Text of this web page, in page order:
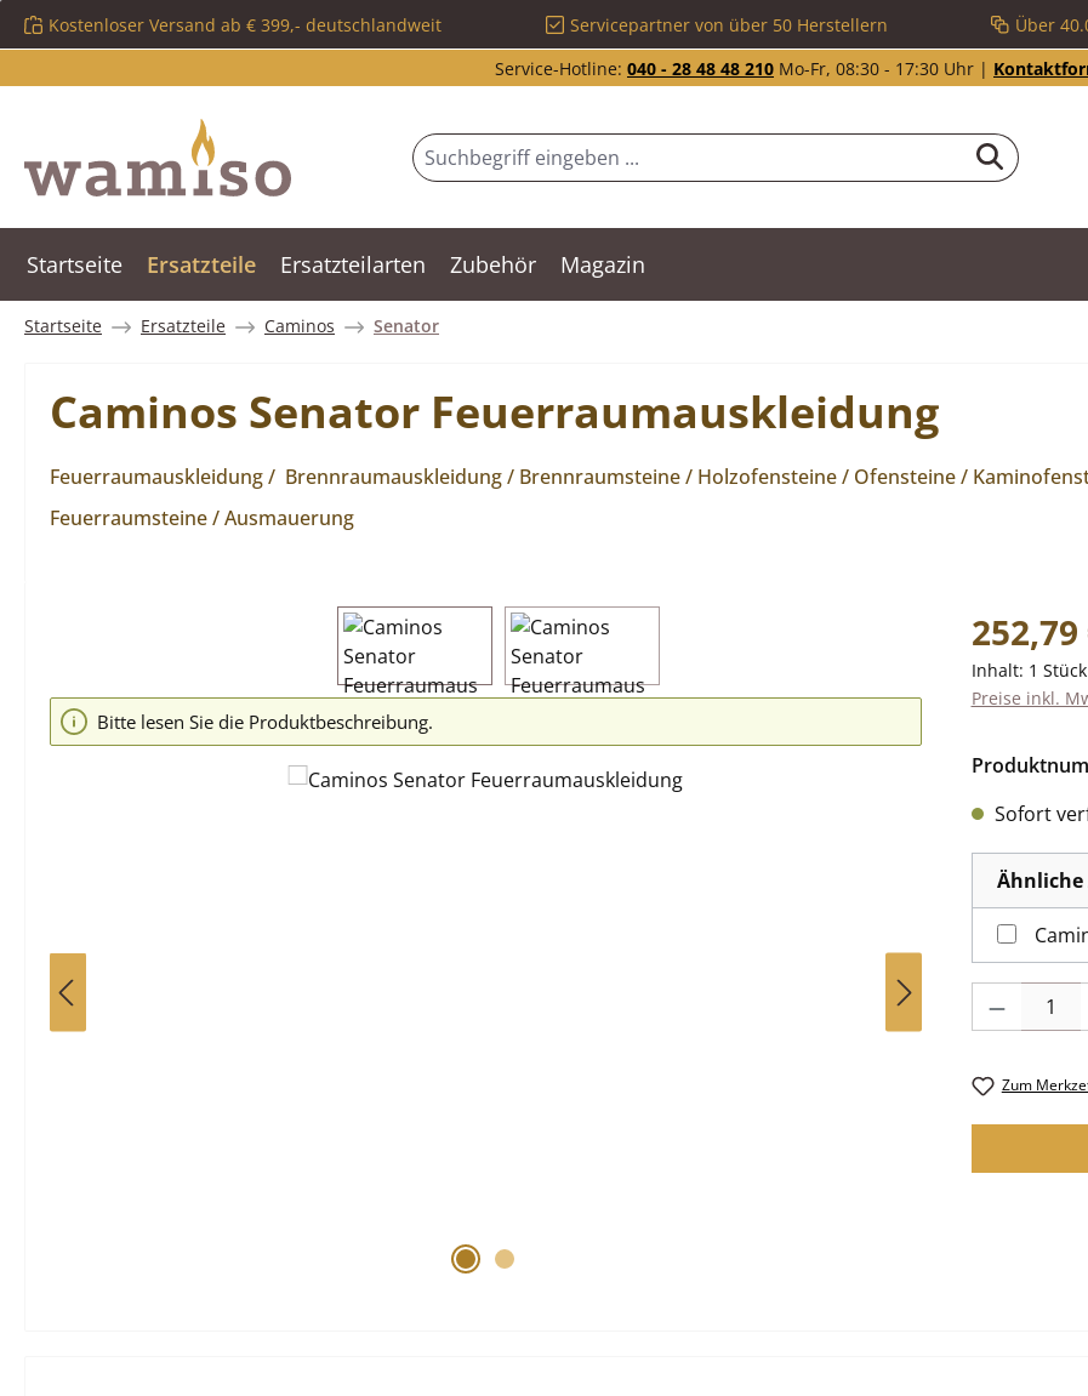
Hauptinhalt springen
Zur Suche springen
Zur Hauptnavigation springen
Kostenloser Versand ab € 399,- deutschlandweit Servicepartner von über 50 Herstellern Über
Service-Hotline: 040 - 28 48 48 210 Mo-Fr, 08:30 - 17:30 Uhr |
Startseite Ersatzteile Ersatzteilarten Zubehör Magazin
Startseite Ersatzteile Caminos Senator
Caminos Senator Feuerraumauskleidung
Feuerraumauskleidung / Brennraumauskleidung / Brennraumsteine / Holzofensteine / Ofensteine /
Feuerraumsteine / Ausmauerung
Bitte lesen Sie die Produktbeschreibung.
Regulärer
252,79
Inhalt: 1 Stück
Preise inkl.
Sofort
Produkt
Zum